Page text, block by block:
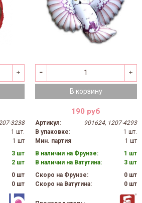
3238
1 шт.
1 шт
3 шт
2 шт
0 шт
0 шт
В корзину
190 руб
Артикул:
901624, 1207-4293
В упаковке:
1 шт.
Мин. партия:
1 шт
В наличии на Фрунзе:
1 шт
В наличии на Ватутина:
3 шт
Скоро на Фрунзе:
0 шт
Скоро на Ватутина:
0 шт